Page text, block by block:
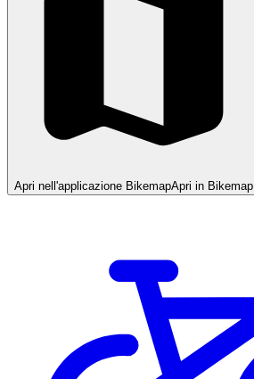
Apri nell'applicazione BikemapApri in Bikemap